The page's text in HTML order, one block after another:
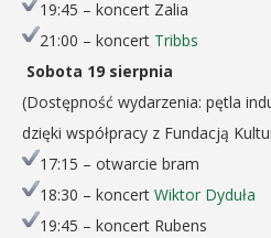
19:45 – koncert Zalia
21:00 – koncert Tribbs
Sobota 19 sierpnia
(Dostępność wydarzenia: pętla
dzięki współpracy z Fundacją
17:15 – otwarcie bram
18:30 – koncert Wiktor Dyduła
19:45 – koncert Rubens